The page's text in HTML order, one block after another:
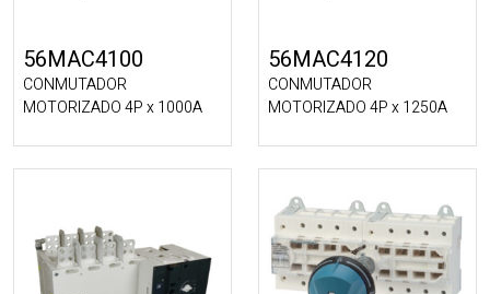
56MAC4100
CONMUTADOR
MOTORIZADO 4P x 1000A
56MAC4120
CONMUTADOR
MOTORIZADO 4P x 1250A